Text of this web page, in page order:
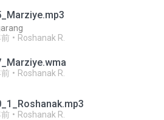
Roshanak R.
Roshanak R.
Roshanak R.